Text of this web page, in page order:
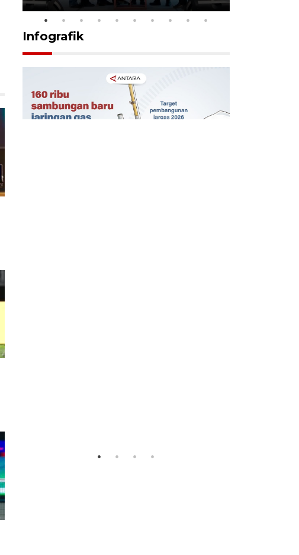
Infografik